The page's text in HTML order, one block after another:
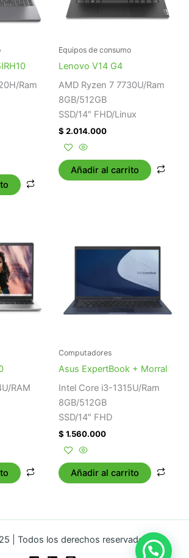
Ram
Equipos de consumo
Lenovo V14 G4
AMD Ryzen 7 7730U/Ram
8GB/512GB
SSD/14″ FHD/Linux
$ 2.014.000
Añadir al carrito
RAM
Computadores
Asus ExpertBook + Morral
Intel Core i3-1315U/Ram
8GB/512GB
SSD/14″ FHD
$ 1.560.000
Añadir al carrito
| Todos los derechos reservados